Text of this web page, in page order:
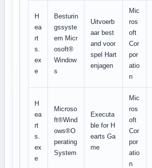
H
ea
rt
s.
ex
e
Besturin
gssyste
em Micr
osoft®
Window
s
Uitvoerb
aar best
and voor
spel Hart
enjagen
Mic
ros
oft
Cor
por
atio
n
H
ea
rt
s.
ex
e
Microso
ft®Wind
ows®O
perating
System
Executa
ble for H
earts Ga
me
Mic
ros
oft
Cor
por
atio
n